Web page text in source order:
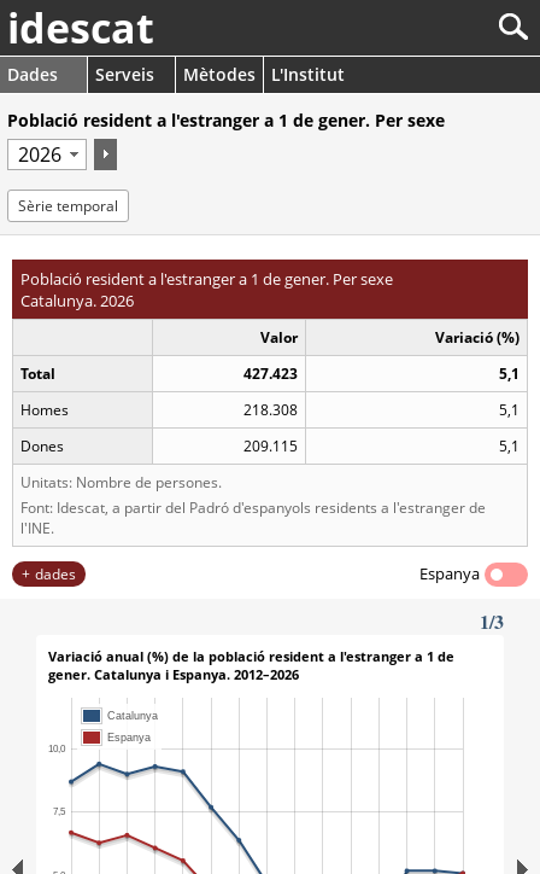
idescat
Dades Serveis Mètodes
L'Institut
Població resident a l'estranger a 1 de gener. Per sexe
Sèrie temporal
Població resident a l'estranger a 1 de gener. Per sexe
Catalunya. 2026
Valor
Variació (%)
Total
427.423
5,1
Homes
218.308
5,1
Dones
209.115
5,1
Unitats: Nombre de persones.
Font: Idescat, a partir del Padró d'espanyols residents a l'estranger de
l'INE.
dades Espanya